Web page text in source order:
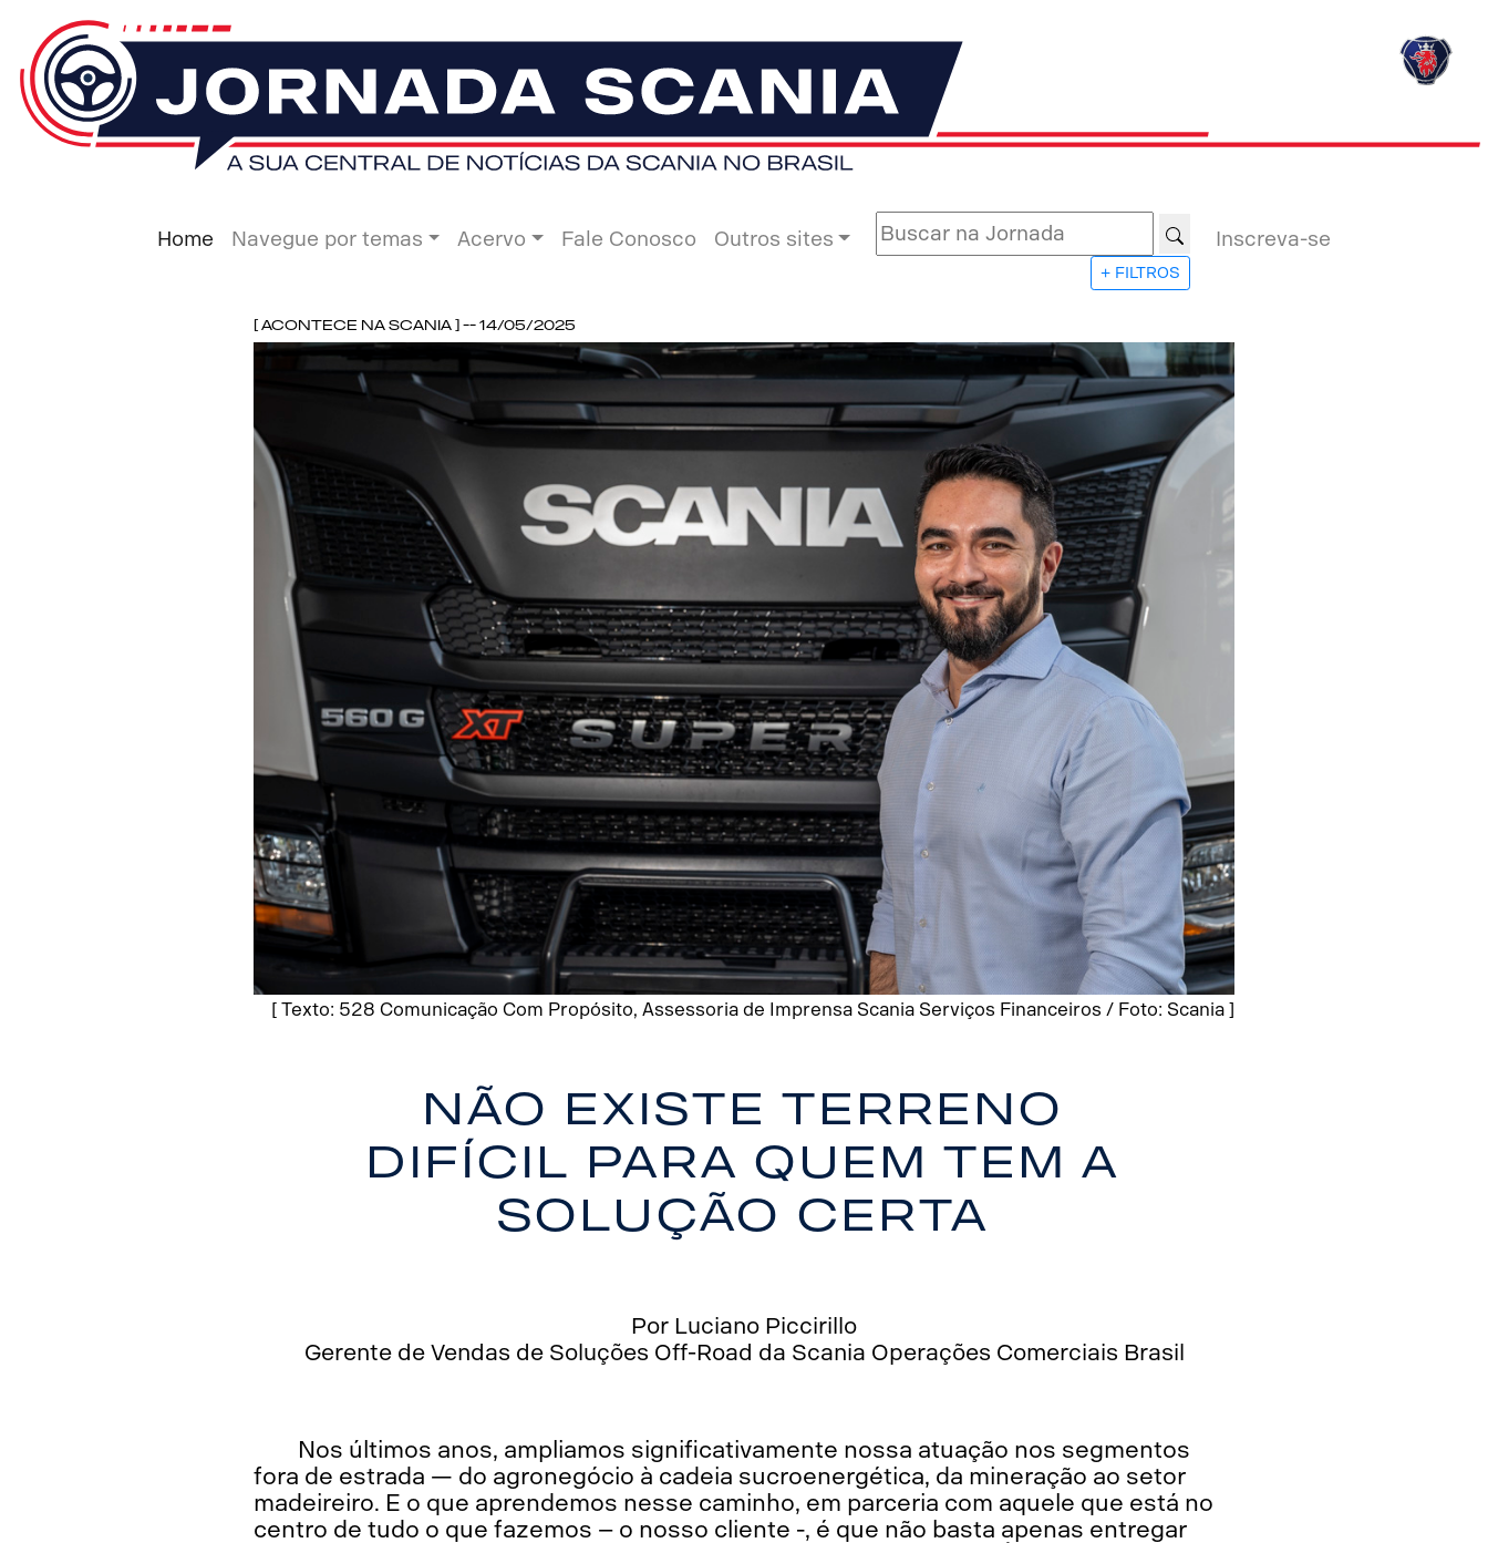
Home Navegue por temas Acervo Fale Conosco Outros sites
+ FILTROS
Inscreva-se
[ Acontece na Scania ] -- 14/05/2025
[ Texto: 528 Comunicação Com Propósito, Assessoria de Imprensa Scania Serviços Financeiros / Foto: Scania ]
Não existe terreno
difícil para quem tem a
solução certa
Por Luciano Piccirillo
Gerente de Vendas de Soluções Off-Road da Scania Operações Comerciais Brasil
Nos últimos anos, ampliamos significativamente nossa atuação nos segmentos
fora de estrada — do agronegócio à cadeia sucroenergética, da mineração ao setor
madeireiro. E o que aprendemos nesse caminho, em parceria com aquele que está no
centro de tudo o que fazemos – o nosso cliente -, é que não basta apenas entregar